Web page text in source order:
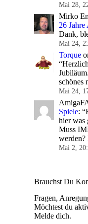
Mai 28,
Mirko
26
Dank,
Mai 24,
Torque
“
schönes
Mai 24,
Spiele: “
hier was
Muss
Mai 2,
Brauchst Du
Fragen,
Möchtest du
Melde dich.